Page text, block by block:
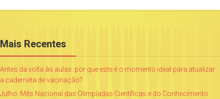
Mais Recentes
Antes da volta às aulas: por que este é o momento ideal para atualizar
a caderneta de vacinação?
Julho: Mês Nacional das Olimpíadas Científicas e do Conhecimento